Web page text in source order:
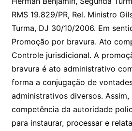
RMS 19.829/PR, Rel. Ministro
Turma, DJ 30/10/2006. Em
Promoção por bravura. Ato
Controle jurisdicional. A
bravura é ato administrativo
forma a conjugação de
administrativos diversos. Assim,
competência da autoridade
para instaurar, processar e